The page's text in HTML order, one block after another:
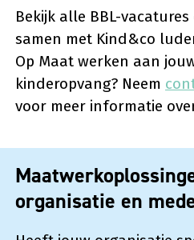
Bekijk alle BBL-
samen met Kind&co
Op Maat werken aan
kinderopvang? Neem
voor meer informatie
organisatie en